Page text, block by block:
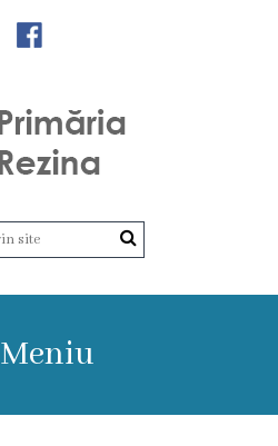
Meniu